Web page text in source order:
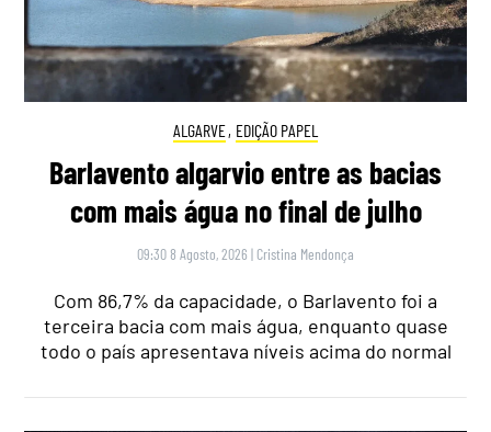
ALGARVE, EDIÇÃO PAPEL
Barlavento algarvio entre as bacias
com mais água no final de julho
09:30 8 Agosto, 2026 | Cristina Mendonça
Com 86,7% da capacidade, o Barlavento foi a
terceira bacia com mais água, enquanto quase
todo o país apresentava níveis acima do normal